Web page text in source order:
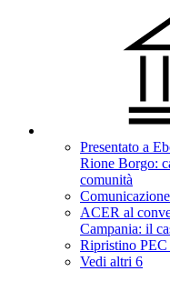
Presentato a
Rione Borgo:
comunità
ACER al
Campania: il
Ripristino
Vedi altri 6